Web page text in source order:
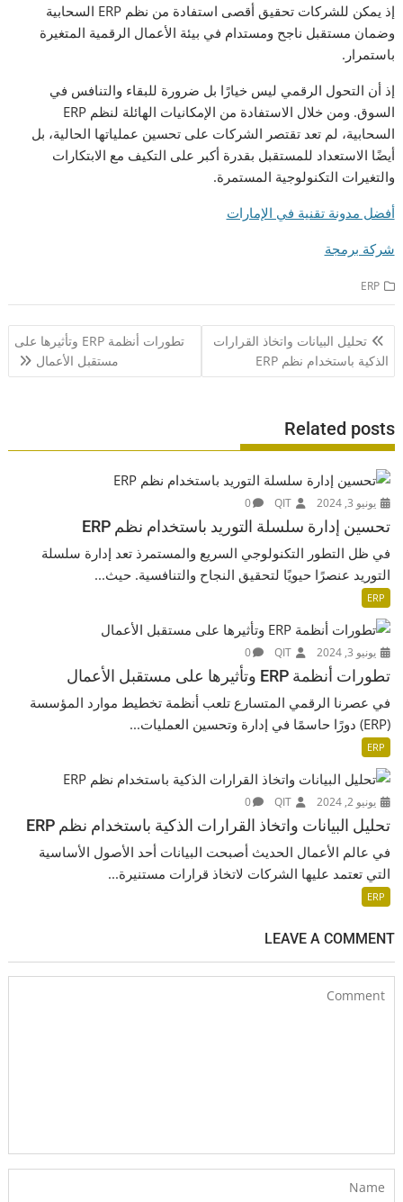
إذ يمكن للشركات تحقيق أقصى استفادة من نظم ERP السحابية
وضمان مستقبل ناجح ومستدام في بيئة الأعمال الرقمية المتغيرة
باستمرار.
إذ أن التحول الرقمي ليس خيارًا بل ضرورة للبقاء والتنافس في
السوق. ومن خلال الاستفادة من الإمكانيات الهائلة لنظم ERP
السحابية، لم تعد تقتصر الشركات على تحسين عملياتها الحالية، بل
أيضًا الاستعداد للمستقبل بقدرة أكبر على التكيف مع الابتكارات
والتغيرات التكنولوجية المستمرة.
أفضل مدونة تقنية في الإمارات
شركة برمجة
ERP
تصفّح
المقالات
تحليل البيانات واتخاذ القرارات
الذكية باستخدام نظم ERP
تطورات أنظمة ERP وتأثيرها على
مستقبل الأعمال
Related posts
يونيو 3, 2024 QIT
0
تحسين إدارة سلسلة التوريد باستخدام نظم ERP
في ظل التطور التكنولوجي السريع والمستمرذ تعد إدارة سلسلة
التوريد عنصرًا حيويًا لتحقيق النجاح والتنافسية. حيث...
ERP
يونيو 3, 2024 QIT
0
تطورات أنظمة ERP وتأثيرها على مستقبل الأعمال
في عصرنا الرقمي المتسارع تلعب أنظمة تخطيط موارد المؤسسة
(ERP) دورًا حاسمًا في إدارة وتحسين العمليات...
ERP
يونيو 2, 2024 QIT
0
تحليل البيانات واتخاذ القرارات الذكية باستخدام نظم ERP
في عالم الأعمال الحديث أصبحت البيانات أحد الأصول الأساسية
التي تعتمد عليها الشركات لاتخاذ قرارات مستنيرة...
ERP
LEAVE A COMMENT